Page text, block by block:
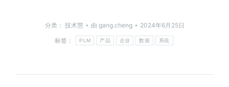
分类： 技术慧 由 gang.cheng
2024年6月25日
标签：
PLM 产品 企业 数据 系统